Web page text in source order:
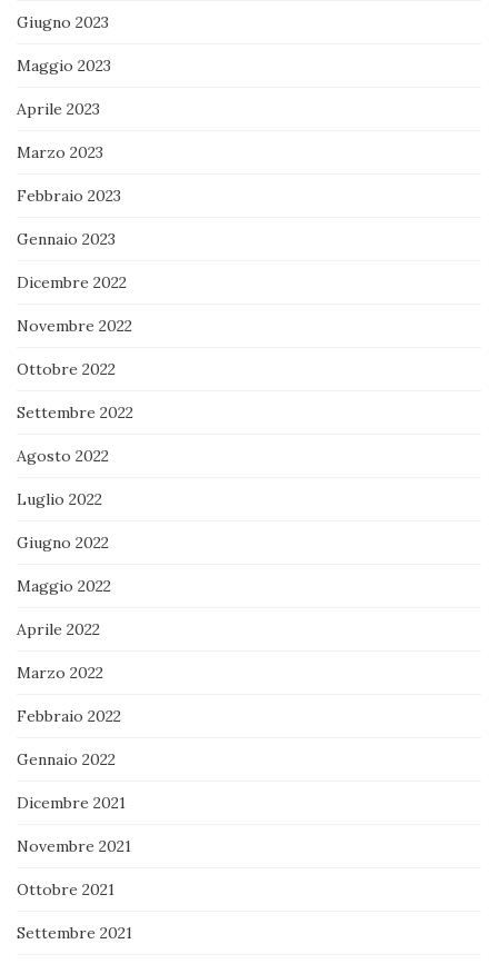
Giugno 2023
Maggio 2023
Aprile 2023
Marzo 2023
Febbraio 2023
Gennaio 2023
Dicembre 2022
Novembre 2022
Ottobre 2022
Settembre 2022
Agosto 2022
Luglio 2022
Giugno 2022
Maggio 2022
Aprile 2022
Marzo 2022
Febbraio 2022
Gennaio 2022
Dicembre 2021
Novembre 2021
Ottobre 2021
Settembre 2021